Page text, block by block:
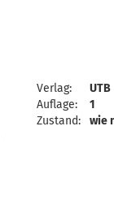
Verlag:
UTB
Auflage:
1
Zustand:
wie